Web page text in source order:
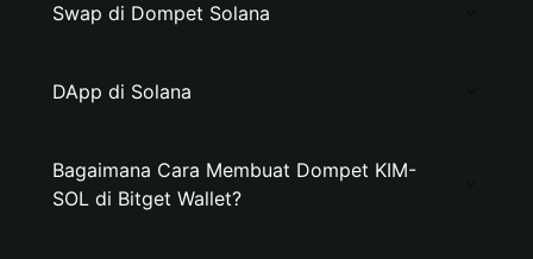
Swap di Dompet Solana
DApp di Solana
Bagaimana Cara Membuat Dompet KIM-
SOL di Bitget Wallet?